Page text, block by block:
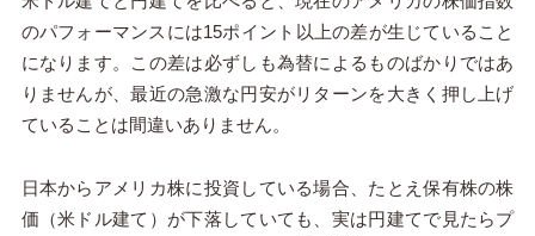
のパフォーマンスには15ポイント 以上の差が生じていること
になります。この差は必ずしも為替によるものばかりではあ
りませんが、最近の急激な円安がリターンを大きく押し上げ
ていることは間違いありません。
日本からアメリカ株に投資している場合、たとえ保有株の株
価（米ドル建て）が下落していても、実は円建てで見たらプ